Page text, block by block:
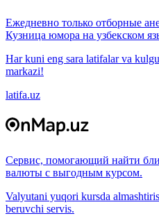
Ежедневно только отборные
Кузница юмора на узбекском
Har kuni eng sara latifalar va
markazi!
latifa.uz
Сервис, помогающий найти
валюты с выгодным курсом.
Valyutani yuqori kursda
beruvchi servis.